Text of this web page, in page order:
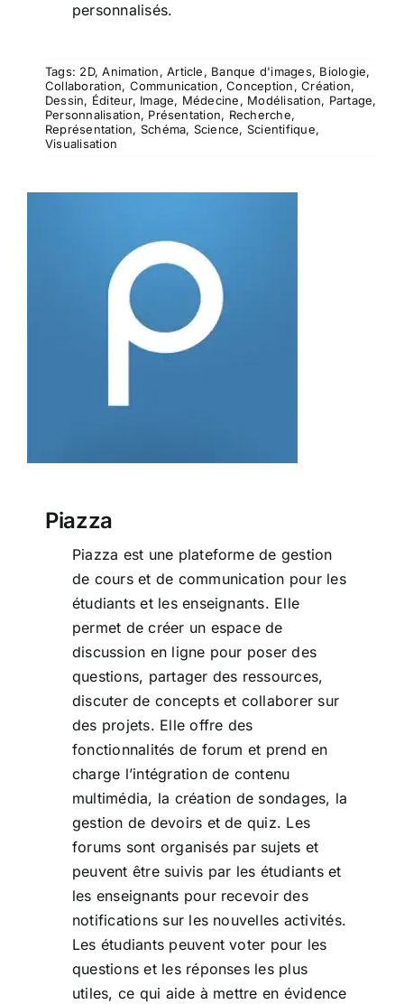
personnalisés.
Tags: 2D,Animation,Article, Banque d'images, Biologie,
Collaboration, Communication,Conception,Création,
Dessin, Éditeur, Image, Médecine, Modélisation, Partage,
Personnalisation, Présentation, Recherche,
Représentation, Schéma, Science, Scientifique,
Visualisation
Piazza
Piazza
Piazza est une plateforme de gestion
de cours et de communication pour les
étudiants et les enseignants. Elle
permet de créer un espace de
discussion en ligne pour poser des
questions, partager des ressources,
discuter de concepts et collaborer sur
des projets. Elle offre des
fonctionnalités de forum et prend en
charge l’intégration de contenu
multimédia, la création de sondages, la
gestion de devoirs et de quiz. Les
forums sont organisés par sujets et
peuvent être suivis par les étudiants et
les enseignants pour recevoir des
notifications sur les nouvelles activités.
Les étudiants peuvent voter pour les
questions et les réponses les plus
utiles, ce qui aide à mettre en évidence